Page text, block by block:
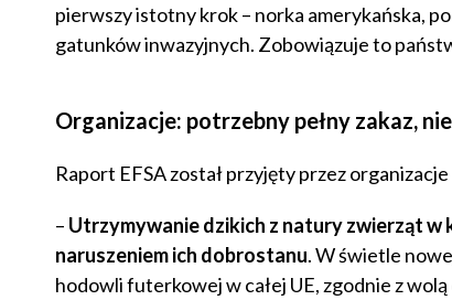
pierwszy istotny krok – norka amerykańska,
gatunków inwazyjnych. Zobowiązuje to
Organizacje: potrzebny pełny zakaz,
Raport EFSA został przyjęty przez
– Utrzymywanie dzikich z natury zwierząt
naruszeniem ich dobrostanu. W świetle
hodowli futerkowej w całej UE, zgodnie z